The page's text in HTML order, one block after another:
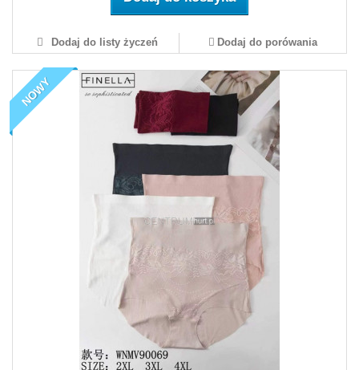
Dodaj do listy życzeń Dodaj do porówania
NOWY